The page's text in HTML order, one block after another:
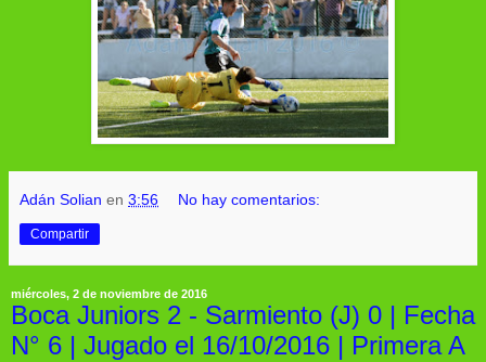
Adán Solian en 3:56 No hay comentarios:
Compartir
miércoles, 2 de noviembre de 2016
Boca Juniors 2 - Sarmiento (J) 0 | Fecha
N° 6 | Jugado el 16/10/2016 | Primera A